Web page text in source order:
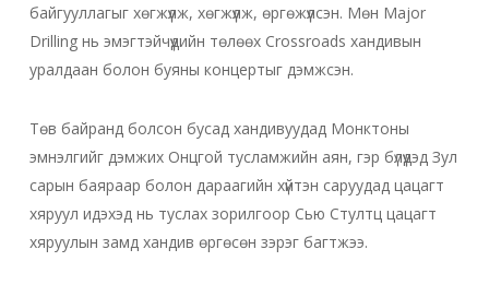
байгууллагыг хөгжүүлж, хөгжүүлж, өргөжүүлсэн. Мөн Major
Drilling нь эмэгтэйчүүдийн төлөөх Crossroads хандивын
уралдаан болон буяны концертыг дэмжсэн.
Төв байранд болсон бусад хандивуудад Монктоны
эмнэлгийг дэмжих Онцгой тусламжийн аян, гэр бүлүүдэд Зул
сарын баяраар болон дараагийн хүйтэн саруудад цацагт
хяруул идэхэд нь туслах зорилгоор Сью Стултц цацагт
хяруулын замд хандив өргөсөн зэрэг багтжээ.